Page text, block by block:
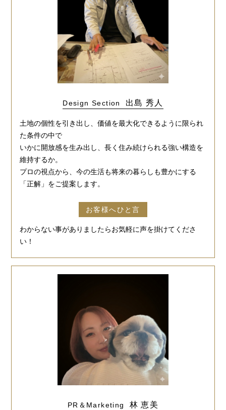
Design Section 出島 秀人
土地の個性を引き出し、価値を最大化できるように限られ
た条件の中で
いかに開放感を生み出し、長く住み続けられる強い構造を
維持するか。
プロの視点から、今の生活も将来の暮らしも豊かにする
「正解」をご提案します。
お客様へひと言
わからない事がありましたらお気軽に声を掛けてくださ
い！
PR＆Marketing 林 恵美